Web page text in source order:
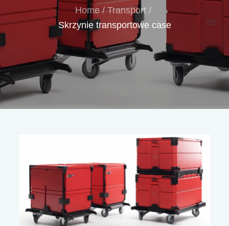
Home
Transport
Skrzynie transportowe case